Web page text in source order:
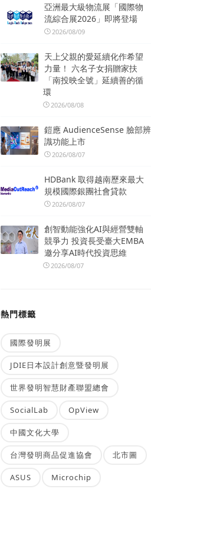
亞洲最大級物流展「國際物
流綜合展2026」即將登場
2026/08/09
天上父親的愛延續化作希望
力量！ 六名子女捐贈家扶
「南投映全號」延續善的循
環
2026/08/08
鎧應 AudienceSense 臉部辨
識功能上市
2026/08/07
HDBank 取得越南歷來最大
規模國際銀團社會貸款
2026/08/07
創智動能強化AI與經營雙軸
競爭力 投資長受臺大EMBA
邀分享AI時代投資思維
2026/08/07
熱門標籤
國際發明展
JDIE日本設計創意暨發明展
世界發明智慧財產聯盟總會
SocialLab OpView
中國文化大學
台灣發明商品促進協會 北市圖
ASUS Microchip